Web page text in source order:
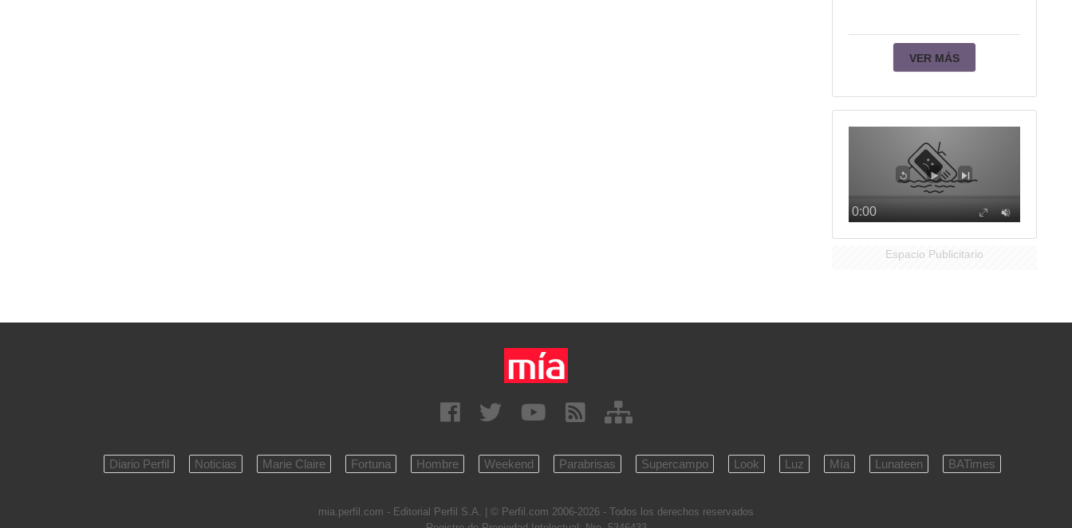
VER MÁS
Espacio Publicitario
Diario Perfil Noticias Marie Claire Fortuna Hombre Weekend Parabrisas Supercampo Look Luz Mía Lunateen BATimes
mia.perfil.com - Editorial Perfil S.A.
| © Perfil.com 2006-2026 - Todos los derechos reservados